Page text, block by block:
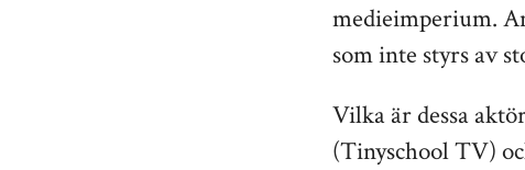
medieimperium.
som inte styrs av
Vilka är dessa
(Tinyschool TV)